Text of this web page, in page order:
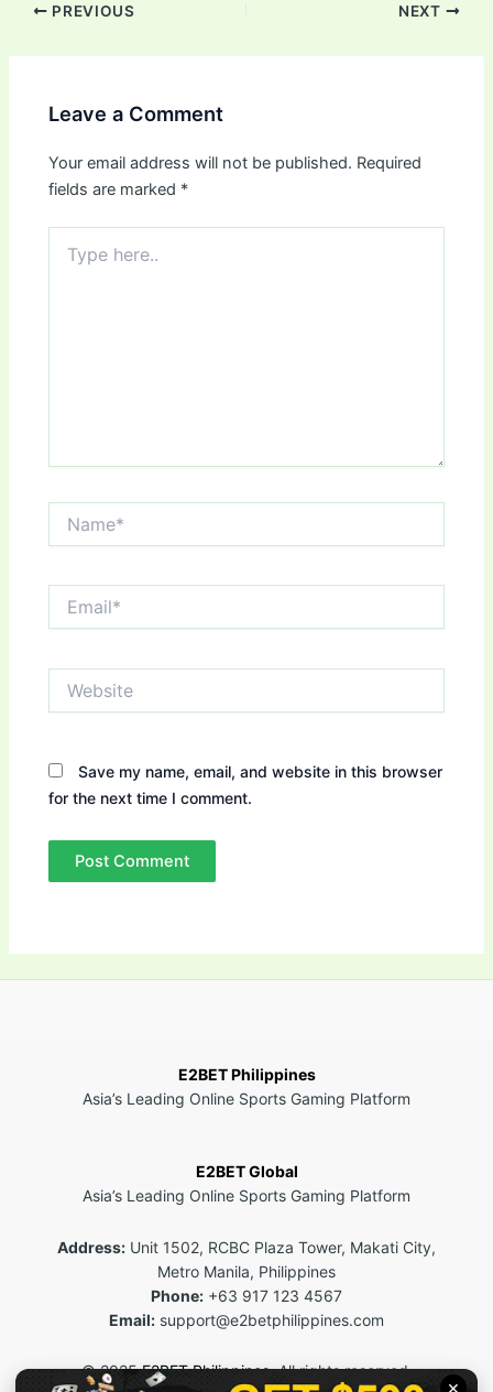
PREVIOUS NEXT
Leave a Comment
Your email address will not be published. Required
fields are marked *
here..
Save my name, email, and website in this browser
for the next time I comment.
E2BET Philippines
Asia’s Leading Online Sports Gaming Platform
E2BET Global
Asia’s Leading Online Sports Gaming Platform
Address: Unit 1502, RCBC Plaza Tower, Makati City,
Metro Manila, Philippines
Phone: +63 917 123 4567
Email: support@e2betphilippines.com
© 2025E2BET Philippines. All rights reserved.
×